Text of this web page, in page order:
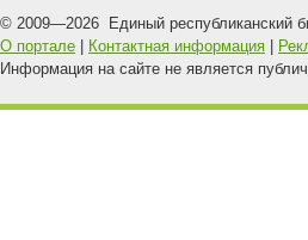
© 2009—2026 Единый республиканский
О портале
Контактная информация
Информация на сайте не является